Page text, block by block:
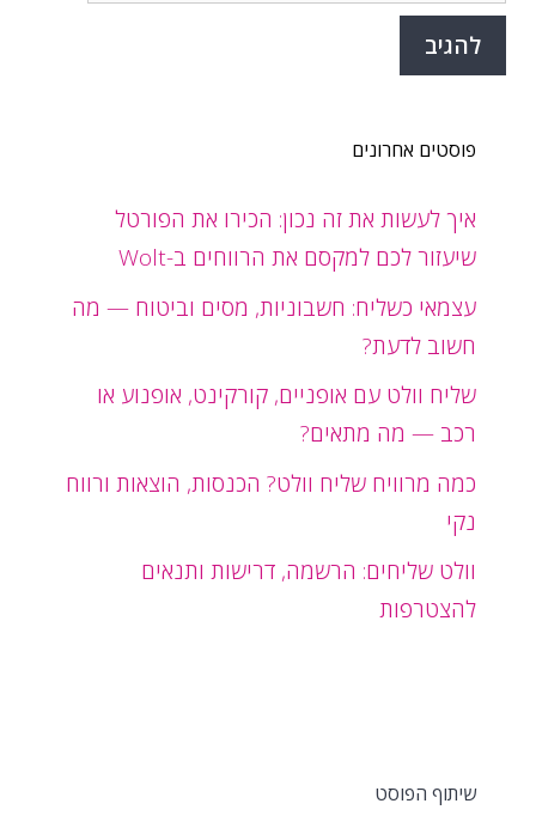
פוסטים אחרונים
איך לעשות את זה נכון: הכירו את הפורטל
שיעזור לכם למקסם את הרווחים ב-Wolt
עצמאי כשליח: חשבוניות, מסים וביטוח — מה
חשוב לדעת?
שליח וולט עם אופניים, קורקינט, אופנוע או
רכב — מה מתאים?
כמה מרוויח שליח וולט? הכנסות, הוצאות ורווח
נקי
וולט שליחים: הרשמה, דרישות ותנאים
להצטרפות
שיתוף הפוסט